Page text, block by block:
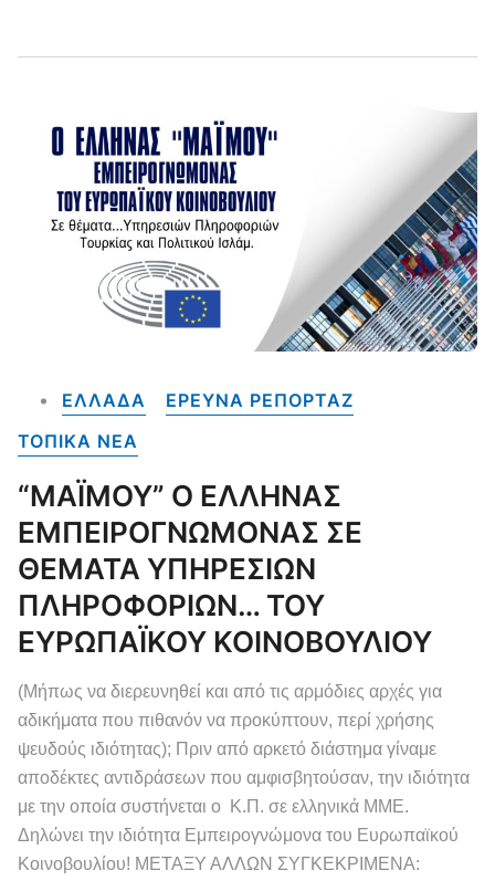
ΕΛΛΑΔΑ
ΕΡΕΥΝΑ ΡΕΠΟΡΤΑΖ
ΤΟΠΙΚΑ NEA
“ΜΑΪΜΟΥ” Ο ΕΛΛΗΝΑΣ
ΕΜΠΕΙΡΟΓΝΩΜΟΝΑΣ ΣΕ
ΘΕΜΑΤΑ ΥΠΗΡΕΣΙΩΝ
ΠΛΗΡΟΦΟΡΙΩΝ… ΤΟΥ
ΕΥΡΩΠΑΪΚΟΥ ΚΟΙΝΟΒΟΥΛΙΟΥ
(Μήπως να διερευνηθεί και από τις αρμόδιες αρχές για
αδικήματα που πιθανόν να προκύπτουν, περί χρήσης
ψευδούς ιδιότητας); Πριν από αρκετό διάστημα γίναμε
αποδέκτες αντιδράσεων που αμφισβητούσαν, την ιδιότητα
με την οποία συστήνεται ο Κ.Π. σε ελληνικά ΜΜΕ.
Δηλώνει την ιδιότητα Εμπειρογνώμονα του Ευρωπαϊκού
Κοινοβουλίου! ΜΕΤΑΞΥ ΑΛΛΩΝ ΣΥΓΚΕΚΡΙΜΕΝΑ: